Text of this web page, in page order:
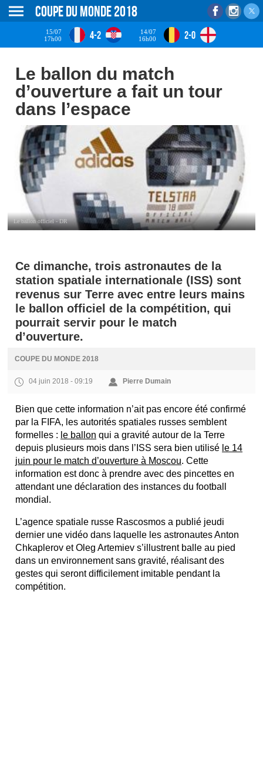
Coupe du monde 2018
15/07
17h00
4-2
14/07
16h00
2-0
Le ballon du match
d’ouverture a fait un tour
dans l’espace
Le ballon officiel - DR
Ce dimanche, trois astronautes de la
station spatiale internationale (ISS) sont
revenus sur Terre avec entre leurs mains
le ballon officiel de la compétition, qui
pourrait servir pour le match
d’ouverture.
COUPE DU MONDE 2018
04 juin 2018 - 09:19 Pierre Dumain
Bien que cette information n’ait pas encore été confirmé
par la FIFA, les autorités spatiales russes semblent
formelles : le ballon qui a gravité autour de la Terre
depuis plusieurs mois dans l’ISS sera bien utilisé le 14
juin pour le match d’ouverture à Moscou. Cette
information est donc à prendre avec des pincettes en
attendant une déclaration des instances du football
mondial.
L’agence spatiale russe Rascosmos a publié jeudi
dernier une vidéo dans laquelle les astronautes Anton
Chkaplerov et Oleg Artemiev s’illustrent balle au pied
dans un environnement sans gravité, réalisant des
gestes qui seront difficilement imitable pendant la
compétition.